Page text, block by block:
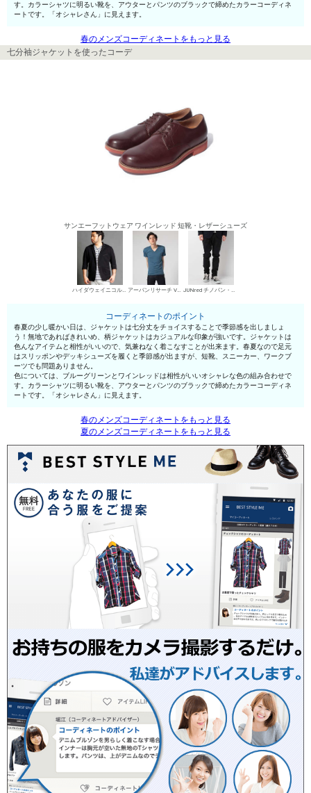
す。カラーシャツに明るい靴を、アウターとパンツのブラックで締めたカラーコーディネ
ートです。「オシャレさん」に見えます。
春のメンズコーディネートをもっと見る
七分袖ジャケットを使ったコーデ
サンエーフットウェア ワインレッド 短靴・レザーシューズ
ハイダウェイニコル（大きいサイズ） カジュアルジャケット アーバンリサーチ VネックTシャツ JUNred チノパン・綿パン
コーディネートのポイント
春夏の少し暖かい日は、ジャケットは七分丈をチョイスすることで季節感を出しましょ
う！無地であればきれいめ、柄ジャケットはカジュアルな印象が強いです。ジャケットは
色んなアイテムと相性がいいので、気兼ねなく着こなすことが出来ます。春夏なので足元
はスリッポンやデッキシューズを履くと季節感が出ますが、短靴、スニーカー、ワークブ
ーツでも問題ありません。
色については、ブルーグリーンとワインレッドは相性がいいオシャレな色の組み合わせで
す。カラーシャツに明るい靴を、アウターとパンツのブラックで締めたカラーコーディネ
ートです。「オシャレさん」に見えます。
春のメンズコーディネートをもっと見る
夏のメンズコーディネートをもっと見る